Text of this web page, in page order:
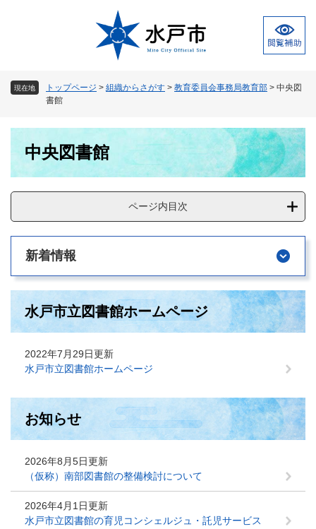
現在地 トップページ > 組織からさがす > 教育委員会事務局教育部 > 中央図
書館
中央図書館
ページ内目次
新着情報
水戸市立図書館ホームページ
2022年7月29日更新
水戸市立図書館ホームページ
お知らせ
2026年8月5日更新
（仮称）南部図書館の整備検討について
2026年4月1日更新
水戸市立図書館の育児コンシェルジュ・託児サービス